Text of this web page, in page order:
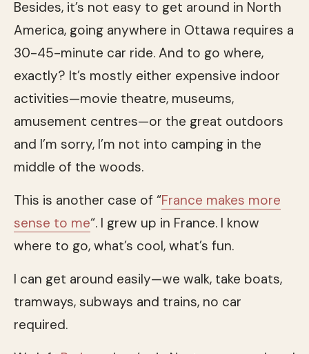
Besides, it’s not easy to get around in North
America, going anywhere in Ottawa requires a
30-45-minute car ride. And to go where,
exactly? It’s mostly either expensive indoor
activities—movie theatre, museums,
amusement centres—or the great outdoors
and I’m sorry, I’m not into camping in the
middle of the woods.
This is another case of “France makes more
sense to me“. I grew up in France. I know
where to go, what’s cool, what’s fun.
I can get around easily—we walk, take boats,
tramways, subways and trains, no car
required.